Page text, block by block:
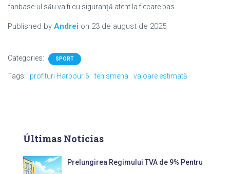
fanbase-ul său va fi cu siguranță atent la fiecare pas.
Published by Andrei on 23 de august de 2025
Categories: SPORT
Tags: profituri Harbour 6 tenismena valoare estimată
Últimas Notícias
Prelungirea Regimului TVA de 9% Pentru